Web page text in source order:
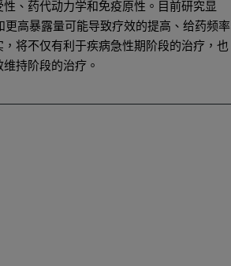
、药代动力学和免疫原性。目前研究显
高暴露量可能导致疗效的提高、给药频率
将不仅有利于疾病急性期阶段的治疗，也
持阶段的治疗。